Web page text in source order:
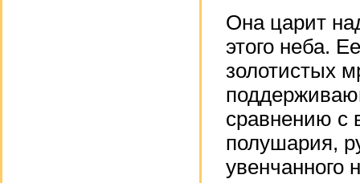
Она царит
этого неба.
золотистых
сравнению с
полушария,